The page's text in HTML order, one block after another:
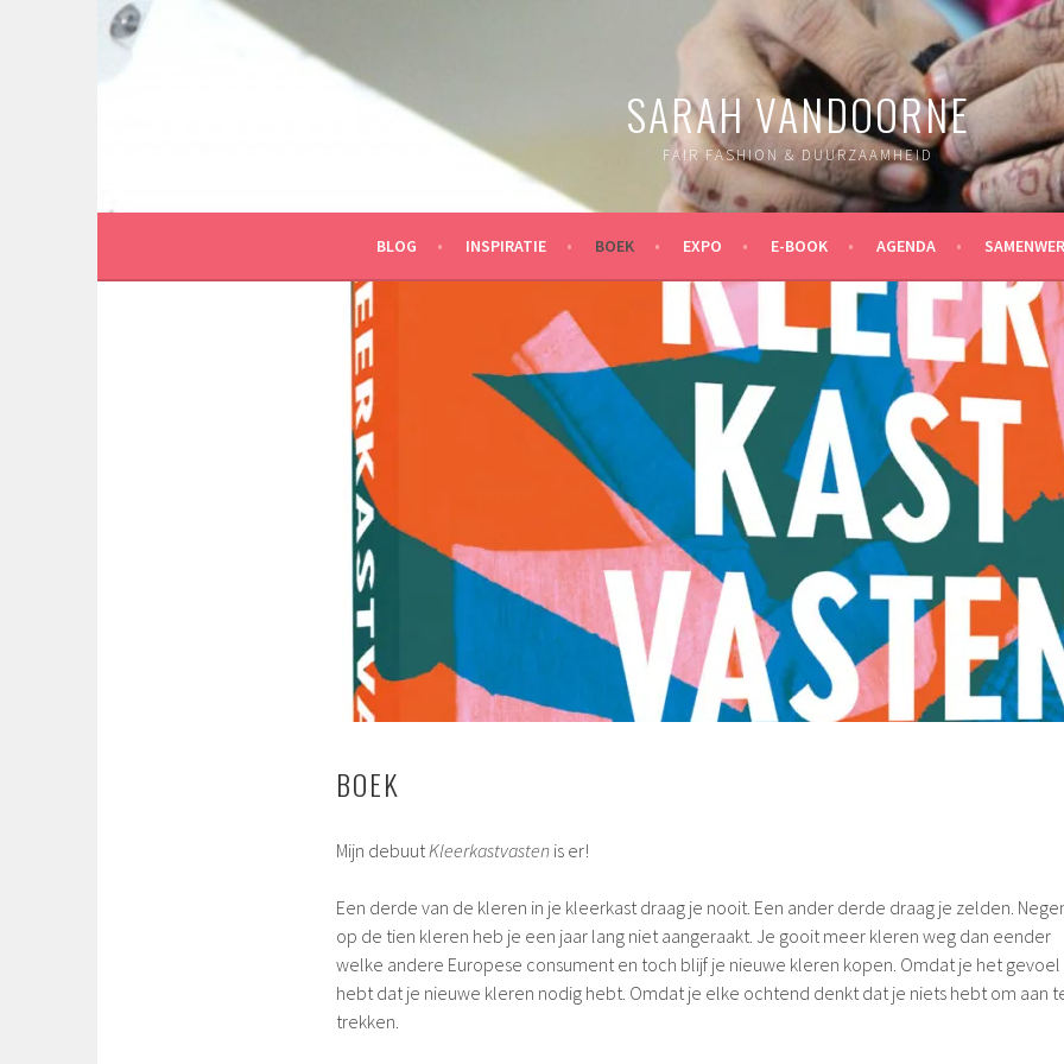
Spring
naar
SARAH VANDOORNE
FAIR FASHION & DUURZAAMHEID
BLOG INSPIRATIE BOEK EXPO E-BOOK AGENDA
BOEK
Mijn debuutKleerkastvasten is er!
Een derde van de kleren in je kleerkast draag je nooit. Een ander derde draag je zelden.
op de tien kleren heb je een jaar lang niet aangeraakt. Je gooit meer kleren weg dan eender
welke andere Europese consument en toch blijf je nieuwe kleren kopen. Omdat je het gevoel
hebt dat je nieuwe kleren nodig hebt. Omdat je elke ochtend denkt dat je niets hebt om aan
trekken.